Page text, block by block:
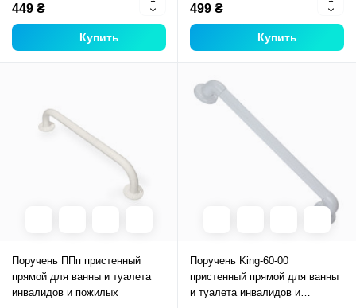
449 ₴
Купить
499 ₴
Купить
Поручень ППп пристенный
прямой для ванны и туалета
инвалидов и пожилых
Поручень King-60-00
пристенный прямой для ванны
и туалета инвалидов и